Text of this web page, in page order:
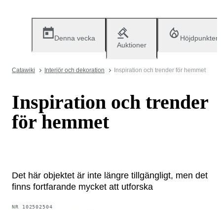
Denna vecka
Auktioner
Höjdpunkter
Catawiki Interiör och dekoration Inspiration och trender för hemmet
Inspiration och trender
för hemmet
Det här objektet är inte längre tillgängligt, men det
finns fortfarande mycket att utforska
NR 102502504